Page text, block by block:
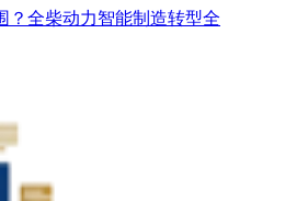
？全柴动力智能制造转型全